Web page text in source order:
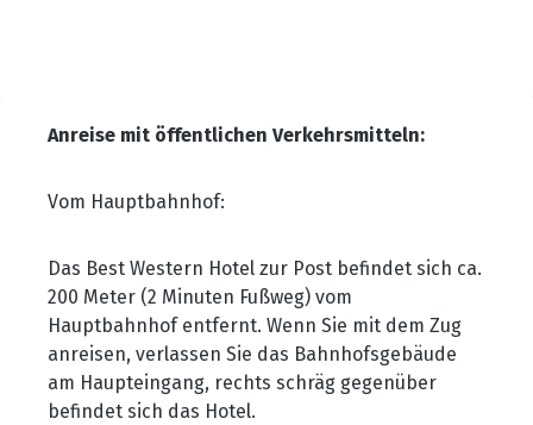
Anreise mit öffentlichen Verkehrsmitteln:
Vom Hauptbahnhof:
Das Best Western Hotel zur Post befindet sich ca.
200 Meter (2 Minuten Fußweg) vom
Hauptbahnhof entfernt. Wenn Sie mit dem Zug
anreisen, verlassen Sie das Bahnhofsgebäude
am Haupteingang, rechts schräg gegenüber
befindet sich das Hotel.